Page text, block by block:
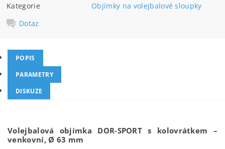
Kategorie
Objímky na volejbalové sloupky
Dotaz
POPIS
PARAMETRY
DISKUZE
Volejbalová objímka DOR-SPORT s kolovrátkem –
venkovní, Ø 63 mm